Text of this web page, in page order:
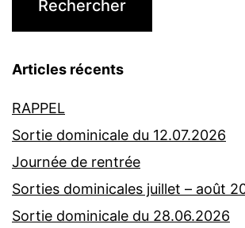
Articles récents
RAPPEL
Sortie dominicale du 12.07.2026
Journée de rentrée
Sorties dominicales juillet – août
Sortie dominicale du 28.06.2026